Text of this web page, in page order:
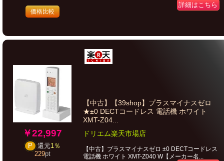
価格比較
詳細はこちら
￥22,997
P 還元1％
229pt
【中古】【39shop】プラスマイナスゼロ
★±0 DECTコードレス 電話機 ホワイト
XMT-Z04...
ドリエム楽天市場店
【中古】プラスマイナスゼロ ±0 DECTコードレス
電話機 ホワイト XMT-Z040 W【メーカー名...